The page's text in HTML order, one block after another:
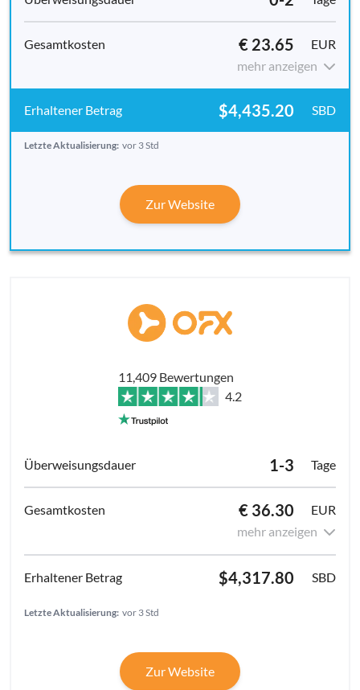
€ 23.65
EUR
mehr anzeigen
$4,435.20 SBD
Letzte Aktualisierung: vor 3 Std
Zur Website
11,409 Bewertungen
4.2
1-3 Tage
€ 36.30
EUR
mehr anzeigen
$4,317.80 SBD
Letzte Aktualisierung: vor 3 Std
Zur Website